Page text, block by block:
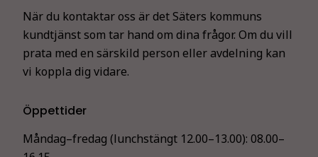
När du kontaktar oss är det Säters kommuns
kundtjänst som tar hand om dina frågor. Om du vill
prata med en särskild person eller avdelning kan
vi koppla dig vidare.
Öppettider
Måndag–fredag (lunchstängt 12.00–13.00): 08.00–